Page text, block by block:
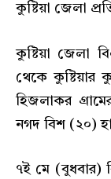
কুষ্টিয়া জেলা
কুষ্টিয়া জেলা
থেকে কুষ্টিয়ার
হিজলাকর
নগদ বিশ (২০)
৭ই মে (বুধবার)